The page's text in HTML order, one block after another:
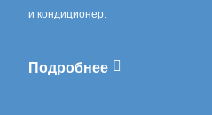
и кондиционер.
Подробнее